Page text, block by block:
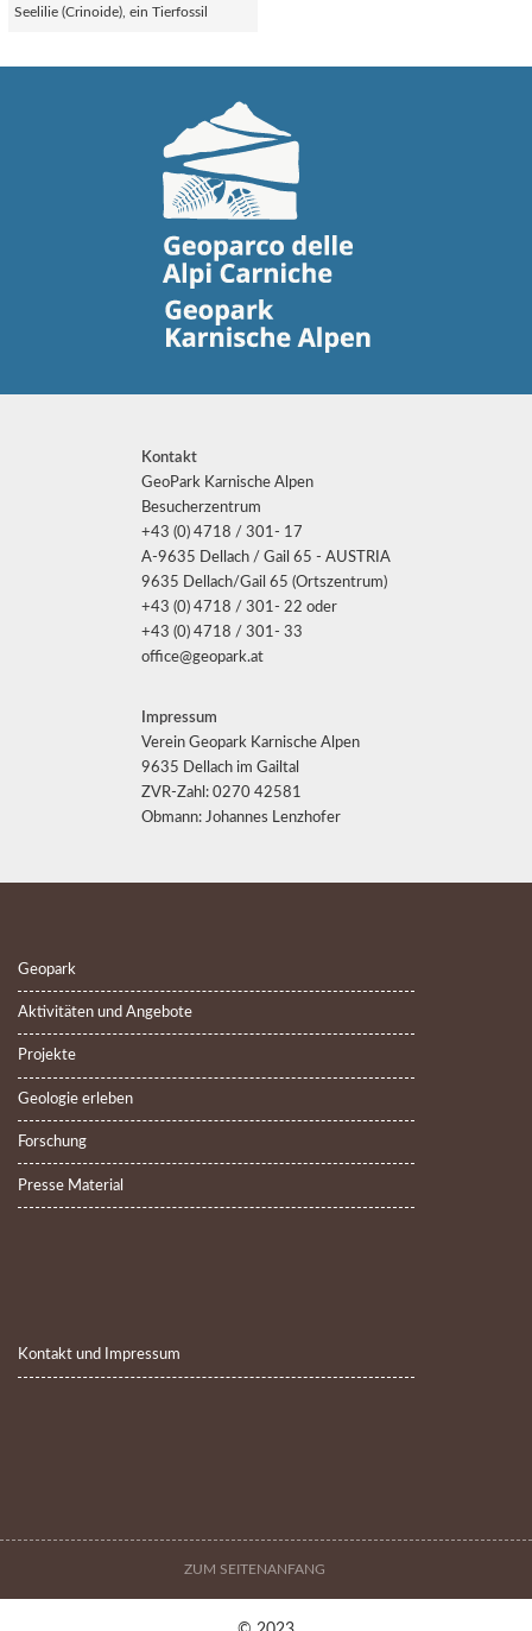
Seelilie (Crinoide), ein Tierfossil
Kontakt
GeoPark Karnische Alpen
Besucherzentrum
+43 (0) 4718 / 301- 17
A-9635 Dellach / Gail 65 - AUSTRIA
9635 Dellach/Gail 65 (Ortszentrum)
+43 (0) 4718 / 301- 22 oder
+43 (0) 4718 / 301- 33
office@geopark.at
Impressum
Verein Geopark Karnische Alpen
9635 Dellach im Gailtal
ZVR-Zahl: 0270 42581
Obmann: Johannes Lenzhofer
Geopark
Aktivitäten und Angebote
Projekte
Geologie erleben
Forschung
Presse Material
Kontakt und Impressum
ZUM SEITENANFANG